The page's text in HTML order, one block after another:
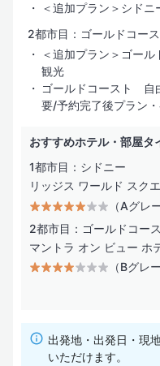
＜追加プラン＞シド
2都市目：ゴールドコース
＜追加プラン＞ゴー
観光
ゴールドコースト 自
要/予約完了後プラン
おすすめホテル・部屋タ
1都市目：シドニー
リッジス ワールド スク
（Aグレ
2都市目：ゴールドコー
マントラ オン ビュー ホ
（Bグレ
出発地・出発日・現
いただけます。